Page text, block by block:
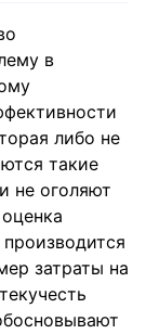
в
либо не
такие
не оголяют
затраты на